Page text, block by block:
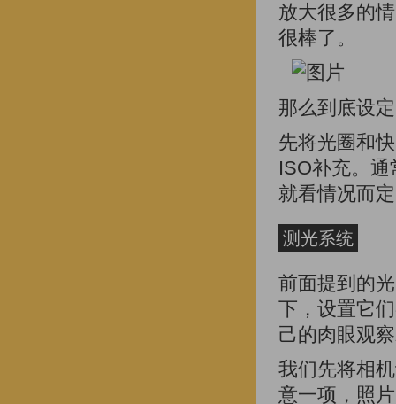
放大很多的
很棒了。
那么到底设
先将光圈和
ISO补充。
就看情况而
测光系统
前面提到的
下，设置它
己的肉眼观
我们先将相
意一项，照